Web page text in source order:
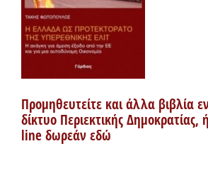
Προμηθευτείτε και άλλα βιβλία
δίκτυο Περιεκτικής
line δωρεάν εδώ